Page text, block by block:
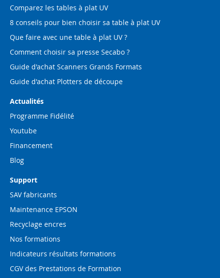
Comparez les tables à plat UV
8 conseils pour bien choisir sa table à plat UV
Que faire avec une table à plat UV ?
Comment choisir sa presse Secabo ?
Guide d'achat Scanners Grands Formats
Guide d'achat Plotters de découpe
Actualités
Programme Fidélité
Youtube
Financement
Blog
Support
SAV fabricants
Maintenance EPSON
Recyclage encres
Nos formations
Indicateurs résultats formations
CGV des Prestations de Formation